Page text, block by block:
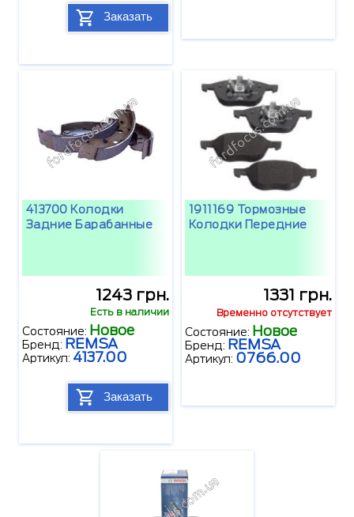
Заказать
413700 Колодки
Задние Барабанные
1243 грн.
Есть в наличии
Состояние: Новое
Бренд: REMSA
Артикул: 4137.00
Заказать
1911169 Тормозные
Колодки Передние
1331 грн.
Временно отсутствует
Состояние: Новое
Бренд: REMSA
Артикул: 0766.00